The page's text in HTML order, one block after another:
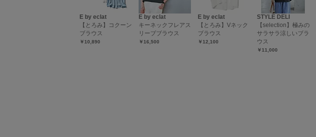
E by eclat
【とろみ】コクーン
ブラウス
￥10,890
E by eclat
キーネックフレアス
リーブブラウス
￥16,500
E by eclat
【とろみ】Vネック
ブラウス
￥12,100
STYLE DELI
【selection】極みの
サラサラ涼しいブラ
ウス
￥11,000